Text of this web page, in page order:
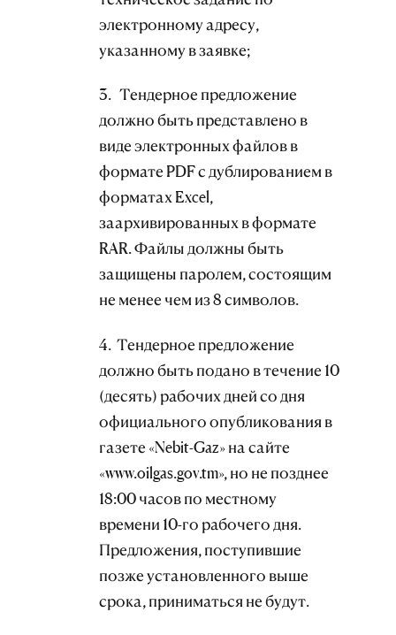
электронному адресу,
указанному в заявке;
3. Тендерное предложение
должно быть представлено в
виде электронных файлов в
формате PDF с дублированием в
форматах Excel,
заархивированных в формате
RAR. Файлы должны быть
защищены паролем, состоящим
не менее чем из 8 символов.
4. Тендерное предложение
должно быть подано в течение 10
(десять) рабочих дней со дня
официального опубликования в
газете «Nebit-Gaz» на сайте
«www.oilgas.gov.tm», но не позднее
18:00 часов по местному
времени 10-го рабочего дня.
Предложения, поступившие
позже установленного выше
срока, приниматься не будут.